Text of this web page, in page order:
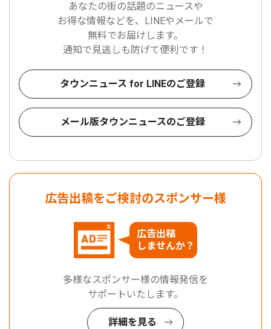
あなたの街の話題のニュースや
お得な情報などを、LINEやメールで
無料でお届けします。
通知で見逃しも防げて便利です！
タウンニュース for LINEのご登録
メール版タウンニュースのご登録
広告出稿をご検討のスポンサー様
広告出稿
しませんか？
多様なスポンサー様の情報発信を
サポートいたします。
詳細を見る